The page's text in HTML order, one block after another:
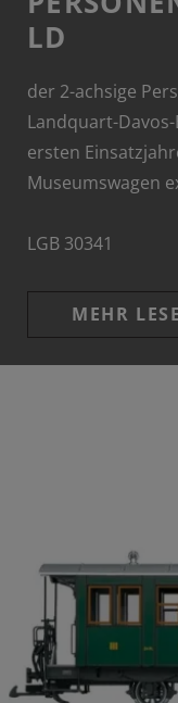
LD
der 2-achsige
Landquart-
ersten
Museumswagen
LGB 30341
MEHR